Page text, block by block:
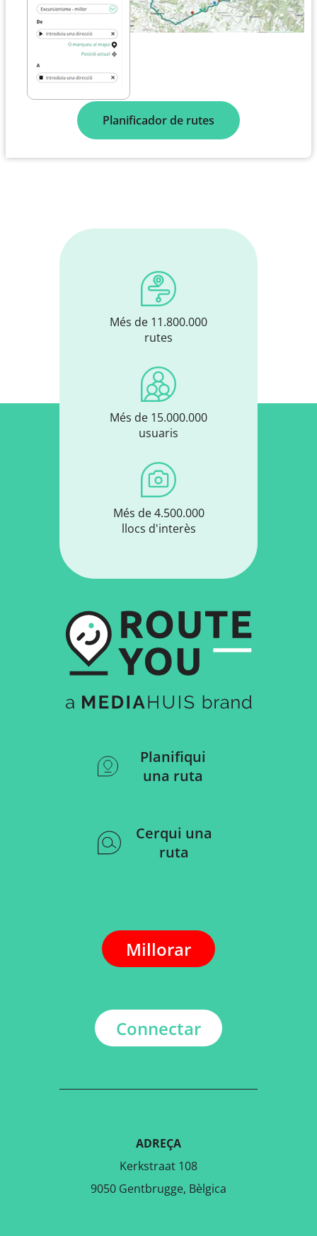
Planificador de rutes
Més de 11.800.000
rutes
Més de 15.000.000
usuaris
Més de 4.500.000
llocs d'interès
Planifiqui
una ruta
Cerqui una
ruta
Millorar
Connectar
ADREÇA
Kerkstraat 108
9050 Gentbrugge, Bèlgica